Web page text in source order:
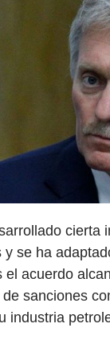
cierta
y se ha
el acuerdo
de sanciones
industria